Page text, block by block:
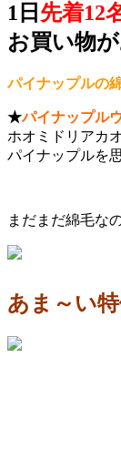
1日 先着12
お買い物
パイナップルの
★パイナップル
ホオミドリアカ
パイナップルを
まだまだ綿毛な
あま～い